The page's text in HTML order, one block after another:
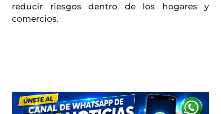
reducir riesgos dentro de los hogares y
comercios.